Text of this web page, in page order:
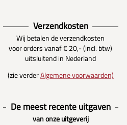
Verzendkosten
Wij betalen de verzendkosten
voor orders vanaf € 20,- (incl. btw)
uitsluitend in Nederland
(zie verderAlgemene voorwaarden)
De meest recente uitgaven
van onze uitgeverij